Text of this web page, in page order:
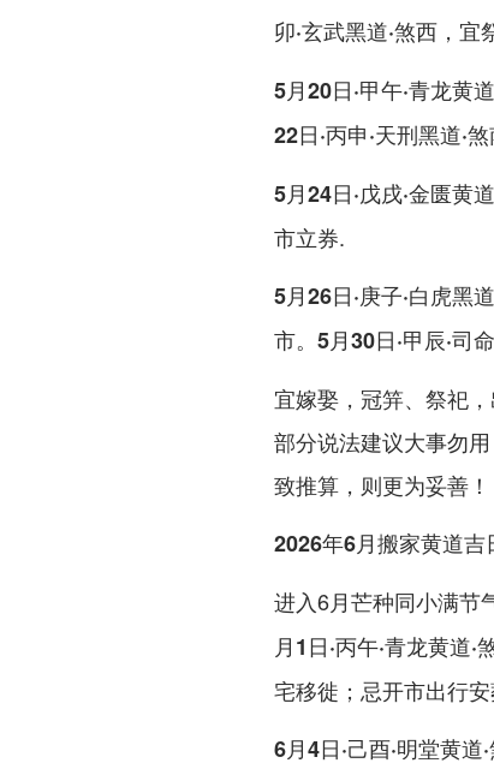
卯·玄武黑道·煞西 ，
5月20日·甲午·青龙黄
22日·丙申·天刑黑道·
5月24日·戊戌·金匮黄
市立券.
5月26日·庚子·白虎黑
市。 5月30日·甲辰·司
宜嫁娶，冠笄、祭祀
部分说法建议大事勿
致推算，则更为妥善！
2026年6月搬家黄道吉
进入6月芒种同小满节
月1日·丙午·青龙黄道·
宅移徙；忌开市出行安
6月4日·己酉·明堂黄道